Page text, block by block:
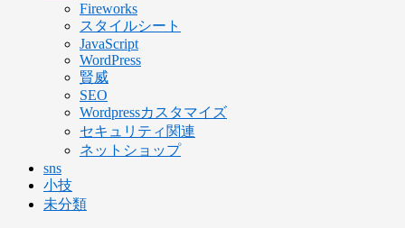
Fireworks
スタイルシート
JavaScript
WordPress
賢威
SEO
Wordpressカスタマイズ
セキュリティ関連
ネットショップ
sns
小技
未分類